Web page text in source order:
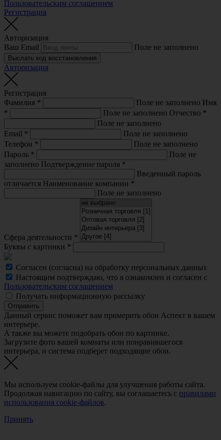
Пользовательским соглашением
Регистрация
Авторизация
Ваш Email
Поле не заполнено
Выслать код восстановления
Авторизация
Регистрация
Фамилия * Поле не заполнено Имя
*
Поле не заполнено Отчество *
Поле не заполнено
Email *
Поле не заполнено
Телефон *
Поле не заполнено
Пароль *
Поле не
заполнено Подтверждение пароля *
Введенный пароль
отличается Наименование компании *
Поле не заполнено
Сфера деятельности *
Буквы с картинки *
Согласен (согласна) на обработку персональных данных
Настоящим подтверждаю, что я ознакомлен и согласен с
Пользовательским соглашением
Получать информационную рассылку
Отправить
Данный сервис поможет вам примерить обои Аспект в вашем
интерьере.
A также вы можете подобрать обои по картинке.
Загрузите фото вашей комнаты или понравившегося
интерьера, и система подберет подходящие обои.
Мы используем cookie-файлы для улучшения работы сайта.
Продолжая навигацию по сайту, вы соглашаетесь с правилами
использования cookie-файлов.
Принять